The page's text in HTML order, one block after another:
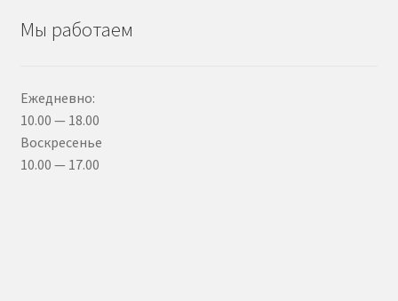
Мы работаем
Ежедневно:
10.00 — 18.00
Воскресенье
10.00 — 17.00